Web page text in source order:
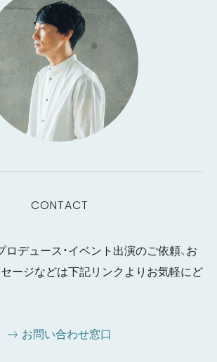
CONTACT
ロデュース・イベント出演のご依頼、お
セージなどは下記リンクよりお気軽にど
お問い合わせ窓口